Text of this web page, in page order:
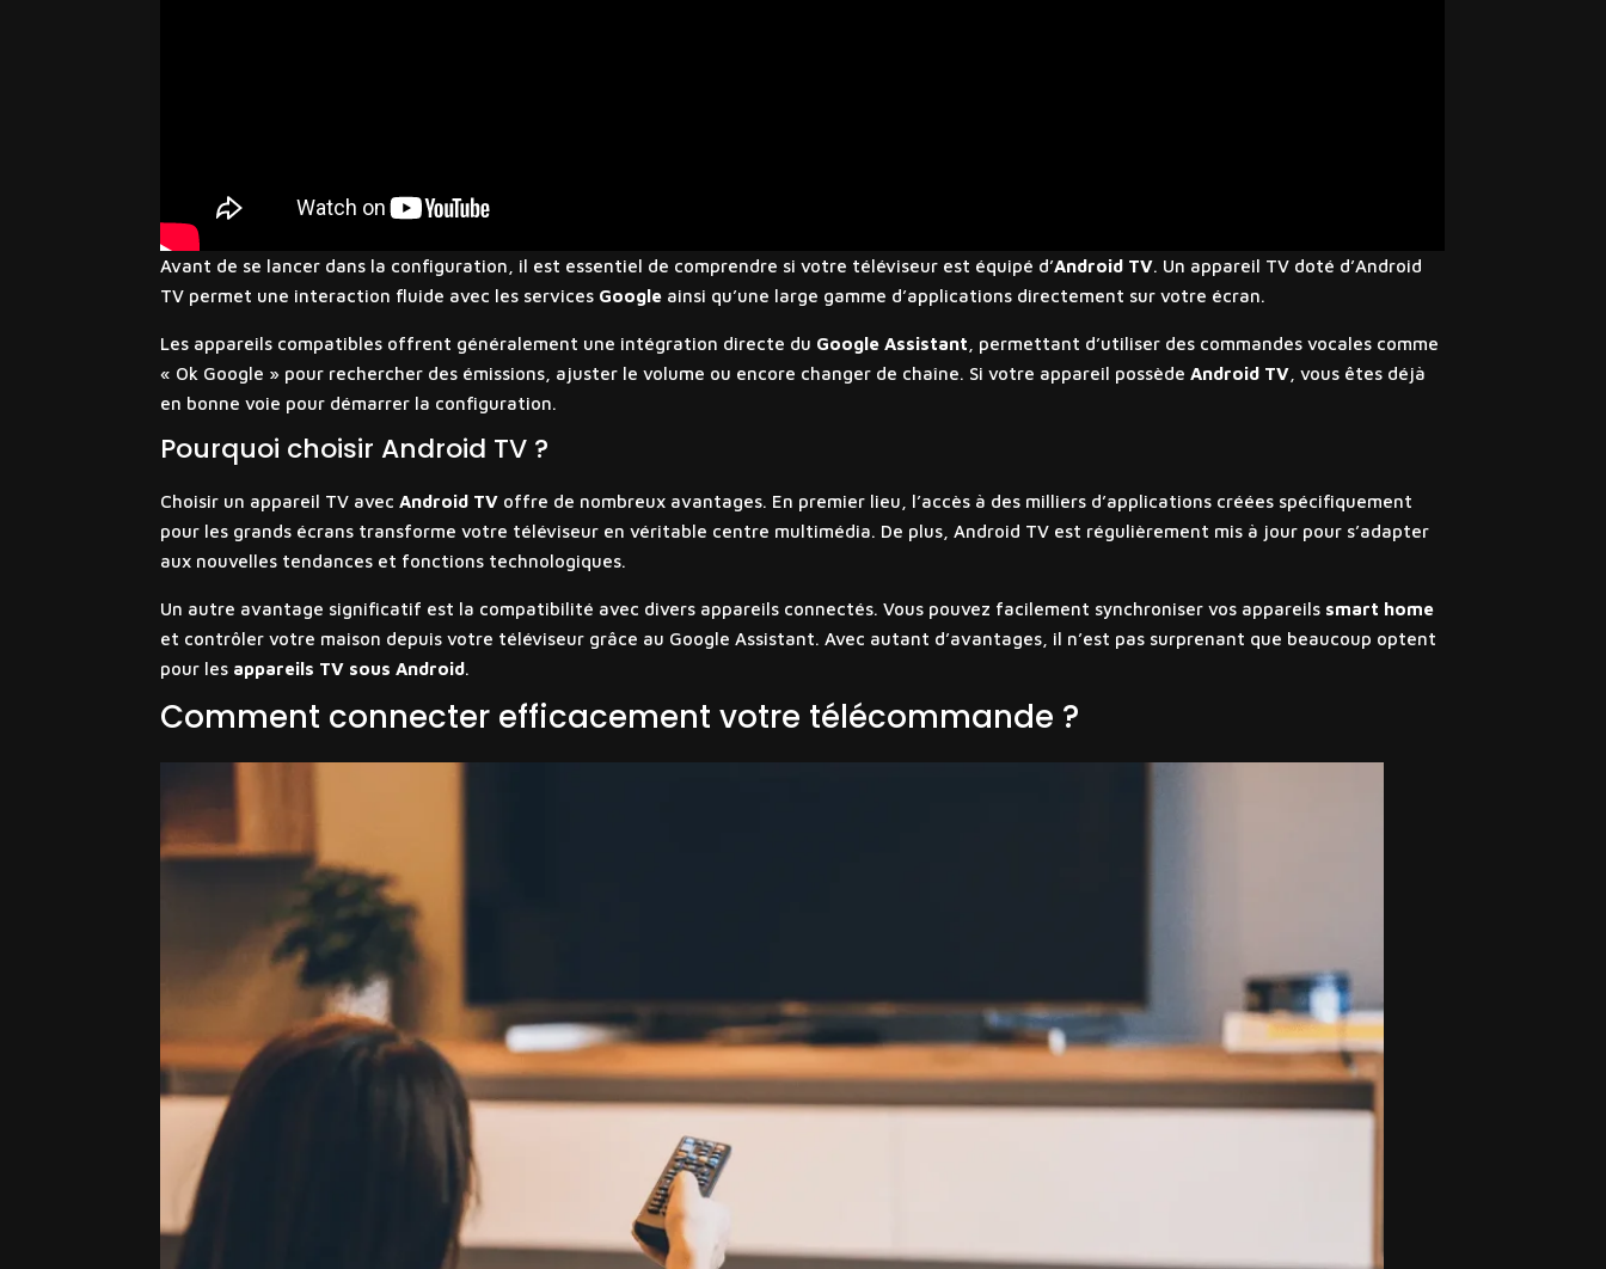
Avant de se lancer dans la configuration, il est essentiel de comprendre si votre téléviseur est équipé d’Android TV. Un appareil TV doté d’Android
TV permet une interaction fluide avec les services Google ainsi qu’une large gamme d’applications directement sur votre écran.
Les appareils compatibles offrent généralement une intégration directe du Google Assistant , permettant d’utiliser des commandes vocales comme
« Ok Google » pour rechercher des émissions, ajuster le volume ou encore changer de chaîne. Si votre appareil possèdeAndroid TV , vous êtes déjà
en bonne voie pour démarrer la configuration.
Pourquoi choisir Android TV ?
Choisir un appareil TV avecAndroid TV offre de nombreux avantages. En premier lieu, l’accès à des milliers d’applications créées spécifiquement
pour les grands écrans transforme votre téléviseur en véritable centre multimédia. De plus, Android TV est régulièrement mis à jour pour s’adapter
aux nouvelles tendances et fonctions technologiques.
Un autre avantage significatif est la compatibilité avec divers appareils connectés. Vous pouvez facilement synchroniser vos appareils smart home
et contrôler votre maison depuis votre téléviseur grâce au Google Assistant. Avec autant d’avantages, il n’est pas surprenant que beaucoup optent
pour les appareils TV sous Android.
Comment connecter efficacement votre télécommande ?